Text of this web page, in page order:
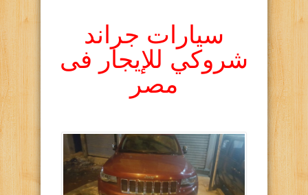
سيارات جراند
شروكي للإيجار فى
مصر